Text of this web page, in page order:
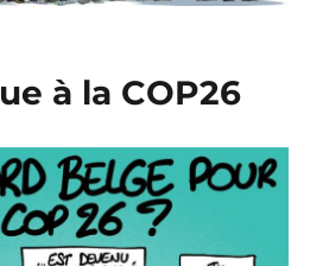
à la COP26